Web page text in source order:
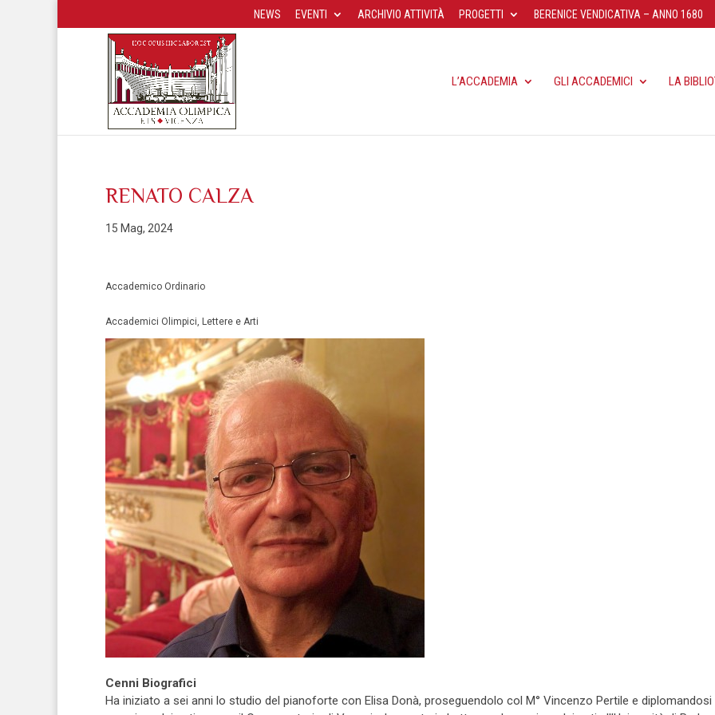
NEWS EVENTI ARCHIVIO ATTIVITÀ PROGETTI BERENICE VENDICATIVA – ANNO 1680
L’ACCADEMIA GLI ACCADEMICI LA
RENATO CALZA
15 Mag, 2024
Accademico Ordinario
Accademici Olimpici, Lettere e Arti
Cenni Biografici
Ha iniziato a sei anni lo studio del pianoforte con Elisa Donà, proseguendolo col M° Vincenzo Pertile e